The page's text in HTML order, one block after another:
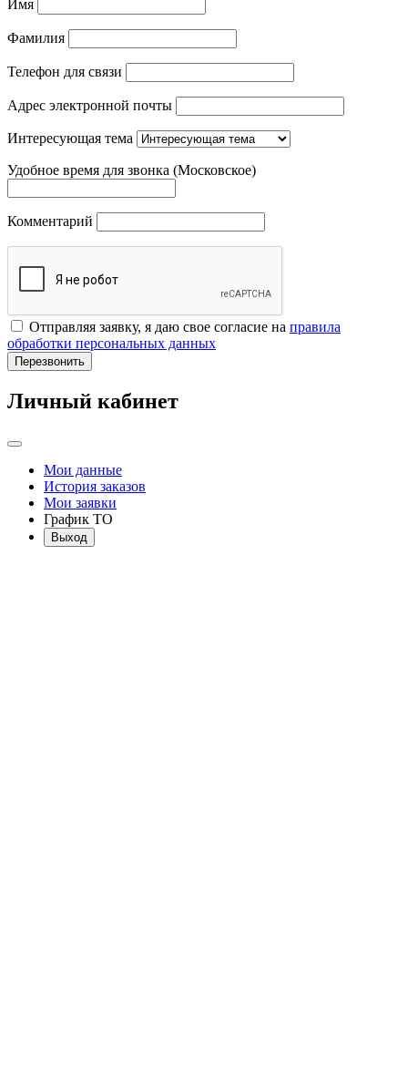
Имя
Фамилия
Телефон для связи
Адрес электронной почты
Интересующая тема
Удобное время для звонка (Московское)
Комментарий
Отправляя заявку, я даю свое согласие на правила
обработки персональных данных
Перезвонить
Личный кабинет
Мои данные
История заказов
Мои заявки
График ТО
Выход